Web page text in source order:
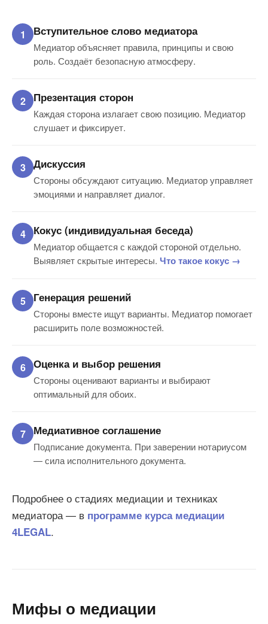
Вступительное слово медиатора
Медиатор объясняет правила, принципы и свою
роль. Создаёт безопасную атмосферу.
Презентация сторон
Каждая сторона излагает свою позицию. Медиатор
слушает и фиксирует.
Дискуссия
Стороны обсуждают ситуацию. Медиатор управляет
эмоциями и направляет диалог.
Кокус (индивидуальная беседа)
Медиатор общается с каждой стороной отдельно.
Выявляет скрытые интересы. Что такое кокус →
Генерация решений
Стороны вместе ищут варианты. Медиатор помогает
расширить поле возможностей.
Оценка и выбор решения
Стороны оценивают варианты и выбирают
оптимальный для обоих.
Медиативное соглашение
Подписание документа. При заверении нотариусом
— сила исполнительного документа.
Подробнее о стадиях медиации и техниках
медиатора — в программе курса медиации
4LEGAL.
Мифы о медиации